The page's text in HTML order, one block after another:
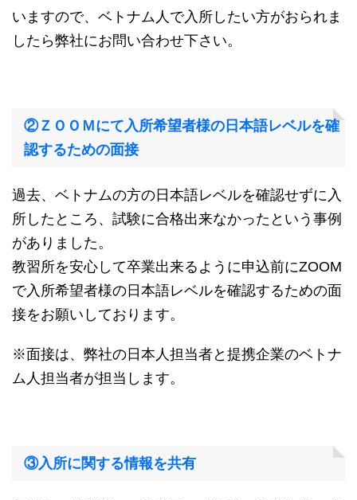
いますので、ベトナム人で入所したい方がおられま
したら弊社にお問い合わせ下さい。
②ＺＯＯＭにて入所希望者様の日本語レベルを確
認するための面接
過去、ベトナムの方の日本語レベルを確認せずに入
所したところ、試験に合格出来なかったという事例
がありました。
教習所を安心して卒業出来るように申込前にZOOM
で入所希望者様の日本語レベルを確認するための面
接をお願いしております。
※面接は、弊社の日本人担当者と提携企業のベトナ
ム人担当者が担当します。
③入所に関する情報を共有